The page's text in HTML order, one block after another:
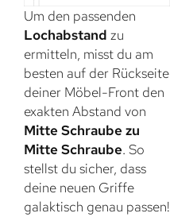
Um den passenden
Lochabstand zu
ermitteln, misst du am
besten auf der Rückseite
deiner Möbel-Front den
exakten Abstand von
Mitte Schraube zu
Mitte Schraube. So
stellst du sicher, dass
deine neuen Griffe
galaktisch genau passen!